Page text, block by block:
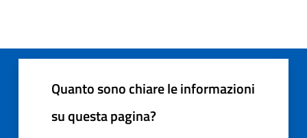
Quanto sono chiare le informazioni
su questa pagina?